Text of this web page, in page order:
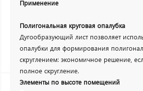
Применение
Полигональная круговая опалубка
Дугообразующий лист позволяет
опалубки для формирования
скруглением: экономичное решение,
полное скругление.
Элементы по высоте помещений